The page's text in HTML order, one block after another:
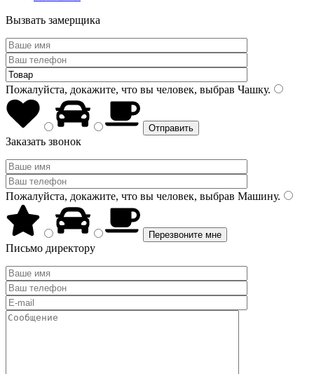
Вызвать замерщика
Пожалуйста, докажите, что вы человек, выбрав Чашку.
Заказать звонок
Пожалуйста, докажите, что вы человек, выбрав Машину.
Письмо директору